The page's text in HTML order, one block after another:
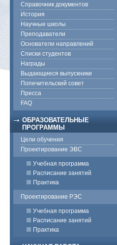
Справочник документов
История
Научные школы
Преподаватели
Основатели направлений
Списки студентов
Награды
Выдающиеся выпускники
Попечительский совет
Пресса
FAQ
ОБРАЗОВАТЕЛЬНЫЕ
ПРОГРАММЫ
Цели обучения
Проектирование ЭВС
Учебная программа
Расписание занятий
Практика
Проектирование РЭС
Учебная программа
Расписание занятий
Практика